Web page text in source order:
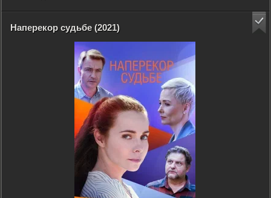
Наперекор судьбе (2021)